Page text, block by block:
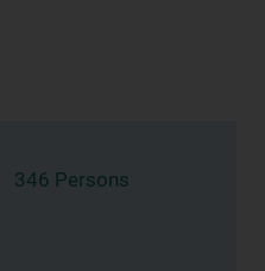
346 Persons